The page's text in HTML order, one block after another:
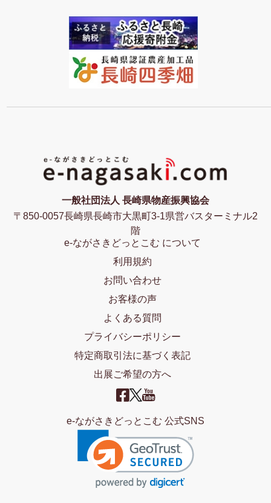
一般社団法人 長崎県物産振興協会
〒850-0057長崎県長崎市大黒町3-1県営バスターミナル2
階
e-ながさきどっとこむ について
利用規約
お問い合わせ
お客様の声
よくある質問
プライバシーポリシー
特定商取引法に基づく表記
出展ご希望の方へ
e-ながさきどっとこむ 公式SNS